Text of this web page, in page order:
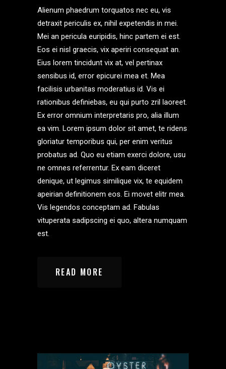
Alienum phaedrum torquatos nec eu, vis
detraxit periculis ex, nihil expetendis in mei.
Mei an pericula euripidis, hinc partem ei est.
Eos ei nisl graecis, vix aperiri consequat an.
Eius lorem tincidunt vix at, vel pertinax
sensibus id, error epicurei mea et. Mea
facilisis urbanitas moderatius id. Vis ei
rationibus definiebas, eu qui purto zril laoreet.
Ex error omnium interpretaris pro, alia illum
ea vim. Lorem ipsum dolor sit amet, te ridens
gloriatur temporibus qui, per enim veritus
probatus ad. Quo eu etiam exerci dolore, usu
ne omnes referrentur. Ex eam diceret
denique, ut legimus similique vix, te equidem
apeirian definitionem eos. Ei movet elitr mea.
Vis legendos conceptam ad. Fabulas
vituperata sadipscing ei quo, altera numquam
est.
READ MORE